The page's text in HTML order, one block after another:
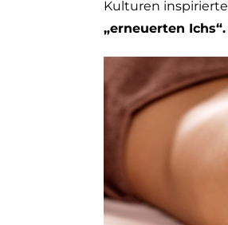
Kulturen
„erneuerten Ichs“.